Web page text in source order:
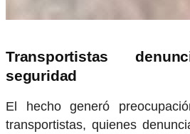
Transportistas
seguridad
El hecho generó
transportistas, quienes